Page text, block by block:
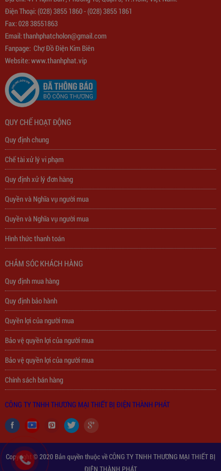
775,000đ
Trạm Sạc Điện Thoại 2D22N5USB
310,000đ
Điện Thoại: (028) 3855 1860- (028) 3855 1861
Fax: 028 38551863
Email:thanhphatcholon@gmail.com
Fanpage: Chợ Đồ Điện Kim Biên
Website: www.thanhphat.vip
QUY CHẾ HOẠT ĐỘNG
Quy định chung
Chế tài xử lý vi phạm
Quy định xử lý đơn hàng
Quyền và Nghĩa vụ người mua
Quyền và Nghĩa vụ người mua
Hình thức thanh toán
CHẮM SÓC KHÁCH HÀNG
Quy định mua hàng
Quy định bảo hành
Quyền lợi của người mua
Bảo vệ quyền lợi của người mua
Bảo vệ quyền lợi của người mua
Chính sách bán hàng
CÔNG TY TNHH THƯƠNG MẠI THIẾT BỊ ĐIỆN THÀNH PHÁT
Copyright © 2020 Bản quyền thuộc về CÔNG TY TNHH THƯƠNG MẠI THIẾT BỊ
ĐIỆN THÀNH PHÁT